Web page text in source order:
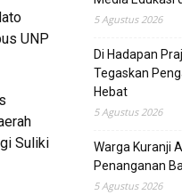
UNP
Suliki
5 Agustus 2026
Di Hadapan
Tegaskan
Hebat
5 Agustus 2026
Warga Kuranji
Penanganan
5 Agustus 2026